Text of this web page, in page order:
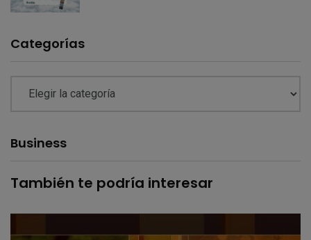
Categorías
Business
También te podría interesar